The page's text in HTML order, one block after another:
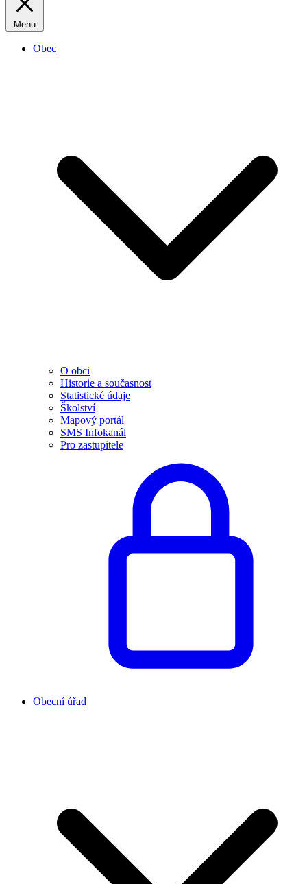
Menu
Obec
O obci
Historie a současnost
Statistické údaje
Školství
Mapový portál
SMS Infokanál
Pro zastupitele
Obecní úřad